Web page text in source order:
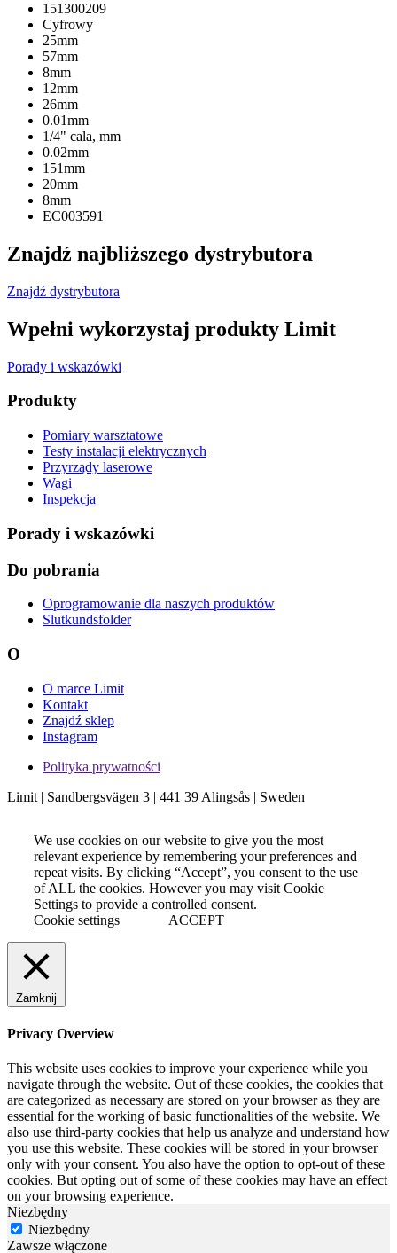
151300209
Cyfrowy
25mm
57mm
8mm
12mm
26mm
0.01mm
1/4" cala, mm
0.02mm
151mm
20mm
8mm
EC003591
Znajdź najbliższego dystrybutora
Znajdź dystrybutora
Wpełni wykorzystaj produkty Limit
Porady i wskazówki
Produkty
Pomiary warsztatowe
Testy instalacji elektrycznych
Przyrządy laserowe
Wagi
Inspekcja
Porady i wskazówki
Do pobrania
Oprogramowanie dla naszych produktów
Slutkundsfolder
O
O marce Limit
Kontakt
Znajdź sklep
Instagram
Polityka prywatności
Limit | Sandbergsvägen 3 | 441 39 Alingsås | Sweden
We use cookies on our website to give you the most
relevant experience by remembering your preferences and
repeat visits. By clicking “Accept”, you consent to the use
of ALL the cookies. However you may visit Cookie
Settings to provide a controlled consent.
Cookie settings
ACCEPT
Zamknij
Privacy Overview
This website uses cookies to improve your experience while you
navigate through the website. Out of these cookies, the cookies that
are categorized as necessary are stored on your browser as they are
essential for the working of basic functionalities of the website. We
also use third-party cookies that help us analyze and understand how
you use this website. These cookies will be stored in your browser
only with your consent. You also have the option to opt-out of these
cookies. But opting out of some of these cookies may have an effect
on your browsing experience.
Niezbędny
Niezbędny
Zawsze włączone